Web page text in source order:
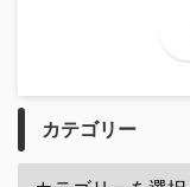
カテゴリー